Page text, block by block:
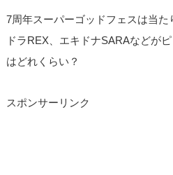
7周年スーパーゴッドフェスは当
ドラREX、エキドナSARAなどが
はどれくらい？
スポンサーリンク